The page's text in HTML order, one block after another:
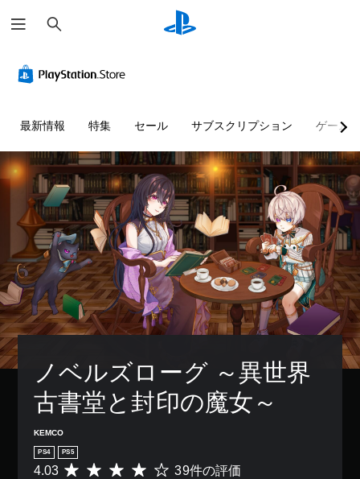
索
最新情報 特集 セール サブスクリプション ゲーム
ノベルズローグ ～異世界
古書堂と封印の魔女～
KEMCO
PS4 PS5
評
4.03 39件の評価